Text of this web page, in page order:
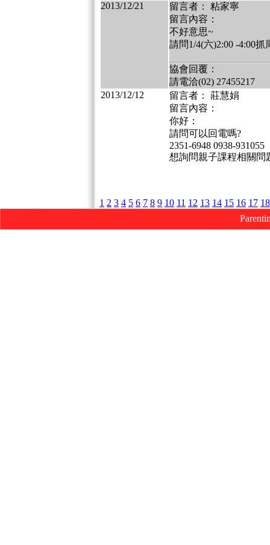
2013/12/21
留言者： 粘家寧
留言內容：
不好意思~
請問1/4(六)2:00 -4:00
協會回覆：
請電洽(02) 27455217
2013/12/12
留言者： 莊慧娟
留言內容：
你好：
請問可以回電嗎?
2351-6948 0938-931055
想詢問親子課程相關問
1 2 3 4 5 6 7 8 9 10 11 12 13 14 15 16 17 18